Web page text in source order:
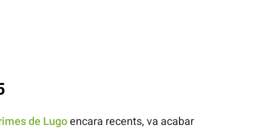
de Lugoencara recents, va acabar